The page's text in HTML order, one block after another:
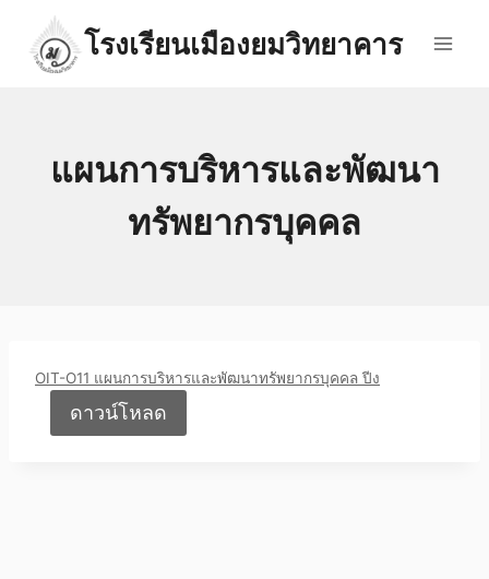
content
โรงเรียนเมืองยมวิทยาคาร
แผนการบริหารและพัฒนา
ทรัพยากรบุคคล
OIT-O11 แผนการบริหารและพัฒนาทรัพยากรบุคคล ปีง
ดาวน์โหลด